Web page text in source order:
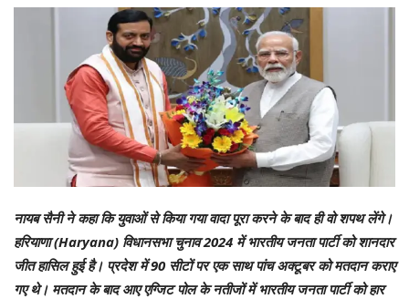
नायब सैनी ने कहा कि युवाओं से किया गया वादा पूरा करने के बाद ही वो शपथ लेंगे।
हरियाणा (Haryana) विधानसभा चुनाव 2024 में भारतीय जनता पार्टी को शानदार
जीत हासिल हुई है। प्रदेश में 90 सीटों पर एक साथ पांच अक्टूबर को मतदान कराए
गए थे। मतदान के बाद आए एग्जिट पोल के नतीजों में भारतीय जनता पार्टी को हार